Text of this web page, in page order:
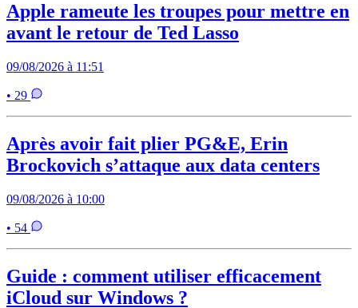
Apple rameute les troupes pour mettre en
avant le retour de Ted Lasso
09/08/2026 à 11:51
• 29
Après avoir fait plier PG&E, Erin
Brockovich s’attaque aux data centers
09/08/2026 à 10:00
• 54
Guide : comment utiliser efficacement
iCloud sur Windows ?